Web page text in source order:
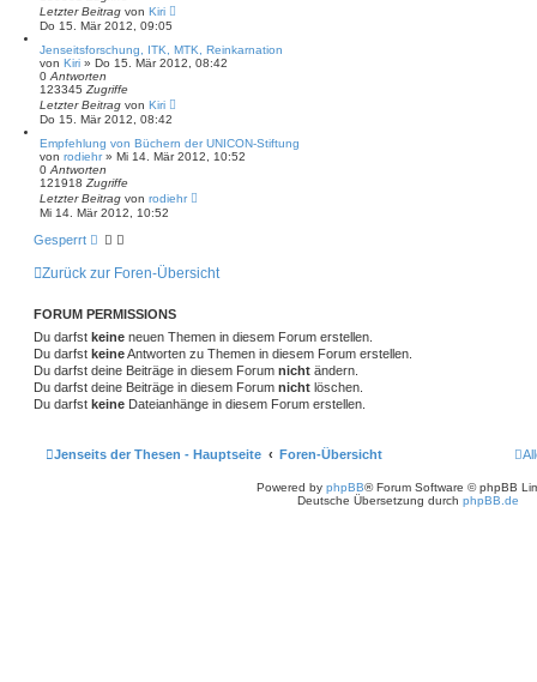
Letzter Beitrag von Kiri
Do 15. Mär 2012, 09:05
Jenseitsforschung, ITK, MTK, Reinkarnation
von Kiri » Do 15. Mär 2012, 08:42
0 Antworten
123345 Zugriffe
Letzter Beitrag von Kiri
Do 15. Mär 2012, 08:42
Empfehlung von Büchern der UNICON-Stiftung
von rodiehr» Mi 14. Mär 2012, 10:52
0 Antworten
121918 Zugriffe
Letzter Beitrag von rodiehr
Mi 14. Mär 2012, 10:52
Gesperrt
Zurück zur Foren-Übersicht
FORUM PERMISSIONS
Du darfst keine neuen Themen in diesem Forum erstellen.
Du darfst keineAntworten zu Themen in diesem Forum erstellen.
Du darfst deine Beiträge in diesem Forum nicht ändern.
Du darfst deine Beiträge in diesem Forum nicht löschen.
Du darfst keine Dateianhänge in diesem Forum erstellen.
Jenseits der Thesen - Hauptseite Foren-Übersicht
Powered by phpBB® Forum Software © phpBB
Deutsche Übersetzung durch phpBB.de